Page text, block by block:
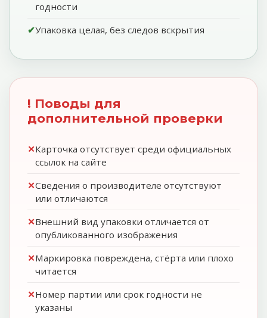
годности
Упаковка целая, без следов вскрытия
! Поводы для
дополнительной проверки
Карточка отсутствует среди официальных
ссылок на сайте
Сведения о производителе отсутствуют
или отличаются
Внешний вид упаковки отличается от
опубликованного изображения
Маркировка повреждена, стёрта или плохо
читается
Номер партии или срок годности не
указаны